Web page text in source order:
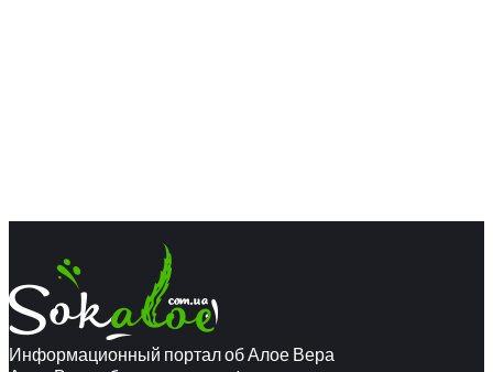
Информационный портал об Алое Вера